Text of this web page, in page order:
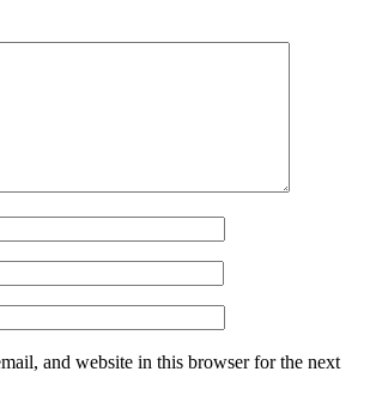
and website in this browser for the next